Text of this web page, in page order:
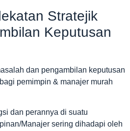
Stratejik
Keputusan
dan perannya di suatu
Manajer sering dihadapi oleh